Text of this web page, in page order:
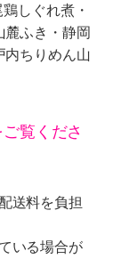
しぐれ煮・
ふき・静岡
ちりめん山
覧くださ
送料を負担
いる場合が